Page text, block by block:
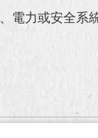
電力或安全系